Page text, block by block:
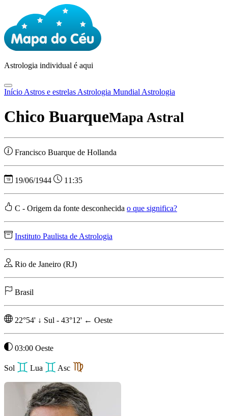
Astrologia individual é aqui
Início Astros e estrelas Astrologia Mundial Astrologia
Chico BuarqueMapa Astral
Francisco Buarque de Hollanda
19/06/1944 11:35
C - Origem da fonte desconhecida o que significa?
Instituto Paulista de Astrologia
Rio de Janeiro (RJ)
Brasil
22°54' ↓ Sul - 43°12' ← Oeste
03:00 Oeste
Sol Lua Asc